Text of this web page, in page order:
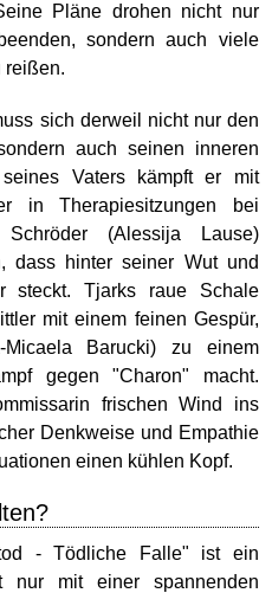
Pläne drohen nicht nur
sondern auch viele
reißen.
sich derweil nicht nur den
auch seinen inneren
Vaters kämpft er mit
in Therapiesitzungen bei
(Alessija Lause)
dass hinter seiner Wut und
steckt. Tjarks raue Schale
mit einem feinen Gespür,
Barucki) zu einem
gegen "Charon" macht.
frischen Wind ins
Denkweise und Empathie
einen kühlen Kopf.
- Tödliche Falle" ist ein
nur mit einer spannenden